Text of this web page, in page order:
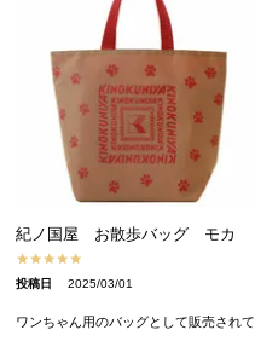
紀ノ国屋 お散歩バッグ モカ
投稿日 2025/03/01
ワンちゃん用のバッグとして販売されて